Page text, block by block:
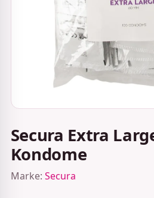
Secura Extra
Kondome
Marke: Secura